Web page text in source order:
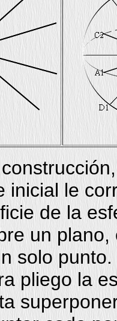
inicial le
de la
un
solo punto.
pliego la